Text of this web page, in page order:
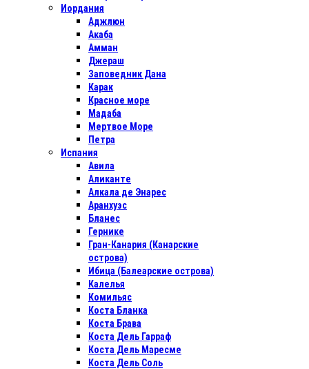
Иордания
Аджлюн
Акаба
Амман
Джераш
Заповедник Дана
Карак
Красное море
Мадаба
Мертвое Море
Петра
Испания
Авила
Аликанте
Алкала де Энарес
Аранхуэс
Бланес
Гернике
Гран-Канария (Канарские
острова)
Ибица (Балеарские острова)
Калелья
Комильяс
Коста Бланка
Коста Брава
Коста Дель Гарраф
Коста Дель Маресме
Коста Дель Соль